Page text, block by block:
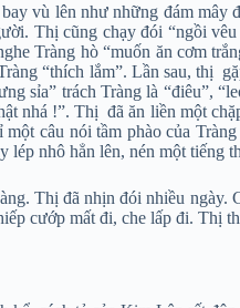
vù lên như những đám
Thị cũng chạy đói “ngồi
Tràng hò “muốn ăn cơm
“thích lắm”. Lần sau,
sỉa” trách Tràng là “điêu”,
nhá !”. Thị đã ăn liền một
câu nói tầm phào của
lép nhô hẳn lên, nén một tiếng
Thị đã nhịn đói nhiều
cướp mất đi, che lấp đi. Thị